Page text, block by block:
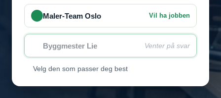
Maler-Team Oslo Vil ha jobben
Byggmester Lie Venter på svar
Velg den som passer deg best